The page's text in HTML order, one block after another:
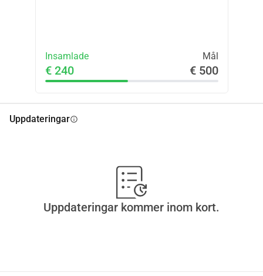
Insamlade Mål
€ 240 € 500
Uppdateringarinfo
Uppdateringar kommer inom kort.